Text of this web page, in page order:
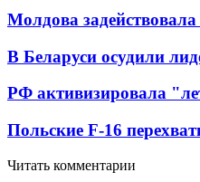
Молдова задействовала
В Беларуси осудили
РФ активизировала
Польские F-16
Читать комментарии